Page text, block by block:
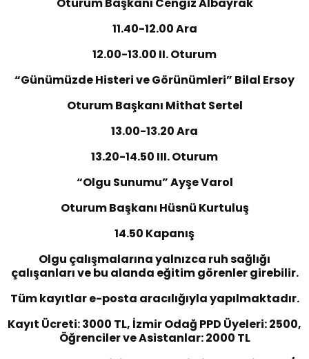
11.40-12.00 Ara
12.00-13.00 II. Oturum
“Günümüzde Histeri ve Görünümleri” Bilal Ersoy
Oturum Başkanı Mithat Sertel
13.00-13.20 Ara
13.20-14.50 III. Oturum
“Olgu Sunumu” Ayşe Varol
Oturum Başkanı Hüsnü Kurtuluş
14.50 Kapanış
Olgu çalışmalarına yalnızca ruh sağlığı
çalışanları ve bu alanda eğitim görenler girebilir.
Tüm kayıtlar e-posta aracılığıyla yapılmaktadır.
Kayıt Ücreti: 3000 TL, İzmir Odağ PPD Üyeleri: 2500,
Öğrenciler ve Asistanlar: 2000 TL